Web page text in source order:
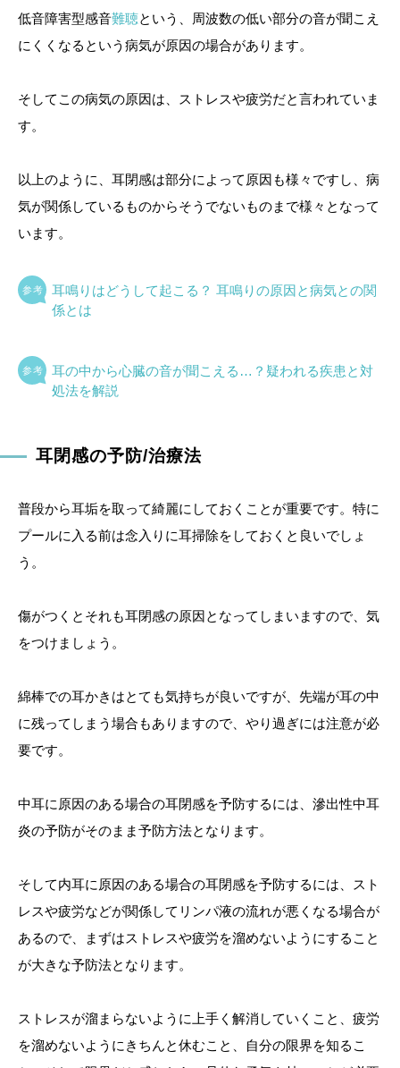
低音障害型感音難聴という、周波数の低い部分の音が聞こえ
にくくなるという病気が原因の場合があります。
そしてこの病気の原因は、ストレスや疲労だと言われていま
す。
以上のように、耳閉感は部分によって原因も様々ですし、病
気が関係しているものからそうでないものまで様々となって
います。
耳鳴りはどうして起こる？ 耳鳴りの原因と病気との関
係とは
耳の中から心臓の音が聞こえる…？疑われる疾患と対
処法を解説
耳閉感の予防/治療法
普段から耳垢を取って綺麗にしておくことが重要です。特に
プールに入る前は念入りに耳掃除をしておくと良いでしょ
う。
傷がつくとそれも耳閉感の原因となってしまいますので、気
をつけましょう。
綿棒での耳かきはとても気持ちが良いですが、先端が耳の中
に残ってしまう場合もありますので、やり過ぎには注意が必
要です。
中耳に原因のある場合の耳閉感を予防するには、滲出性中耳
炎の予防がそのまま予防方法となります。
そして内耳に原因のある場合の耳閉感を予防するには、スト
レスや疲労などが関係してリンパ液の流れが悪くなる場合が
あるので、まずはストレスや疲労を溜めないようにすること
が大きな予防法となります。
ストレスが溜まらないように上手く解消していくこと、疲労
を溜めないようにきちんと休むこと、自分の限界を知るこ